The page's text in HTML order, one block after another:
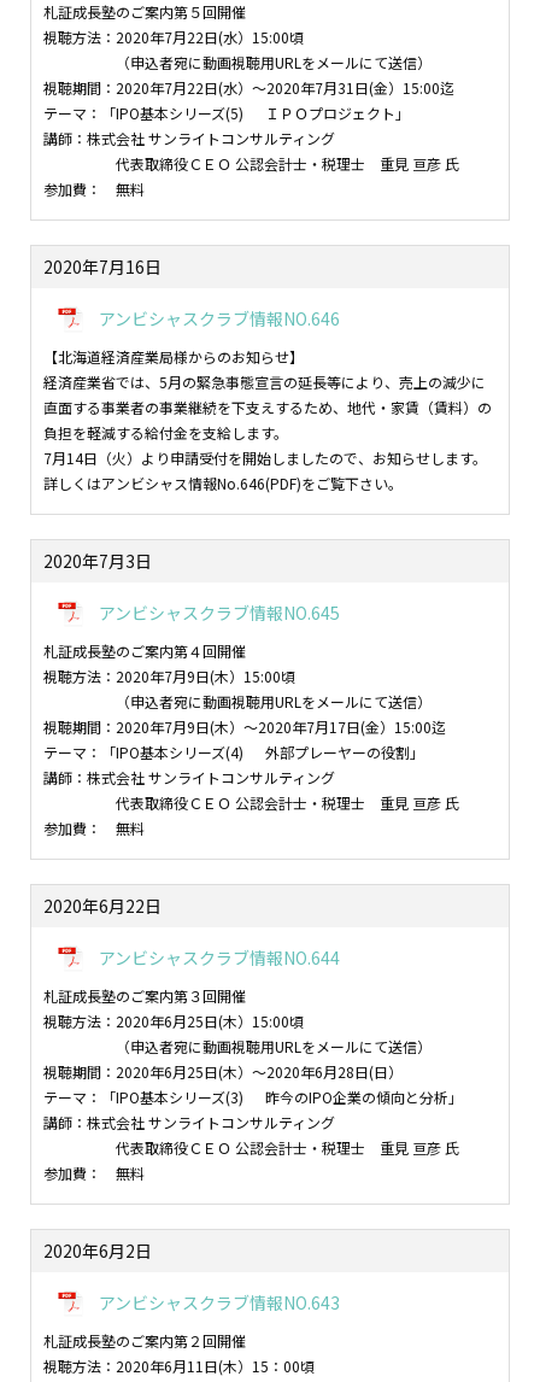
札証成長塾のご案内第５回開催
視聴方法：2020年7月22日(水）15:00頃
（申込者宛に動画視聴用URLをメールにて送信）
視聴期間：2020年7月22日(水）～2020年7月31日(金）15:00迄
テーマ：「IPO基本シリーズ(5) ＩＰＯプロジェクト」
講師：株式会社 サンライトコンサルティング
代表取締役ＣＥＯ 公認会計士・税理士 重見 亘彦 氏
参加費： 無料
2020年7月16日
アンビシャスクラブ情報NO.646
【北海道経済産業局様からのお知らせ】
経済産業省では、5月の緊急事態宣言の延長等により、売上の減少に
直面する事業者の事業継続を下支えするため、地代・家賃（賃料）の
負担を軽減する給付金を支給します。
7月14日（火）より申請受付を開始しましたので、お知らせします。
詳しくはアンビシャス情報No.646(PDF)をご覧下さい。
2020年7月3日
アンビシャスクラブ情報NO.645
札証成長塾のご案内第４回開催
視聴方法：2020年7月9日(木）15:00頃
（申込者宛に動画視聴用URLをメールにて送信）
視聴期間：2020年7月9日(木）～2020年7月17日(金）15:00迄
テーマ：「IPO基本シリーズ(4) 外部プレーヤーの役割」
講師：株式会社 サンライトコンサルティング
代表取締役ＣＥＯ 公認会計士・税理士 重見 亘彦 氏
参加費： 無料
2020年6月22日
アンビシャスクラブ情報NO.644
札証成長塾のご案内第３回開催
視聴方法：2020年6月25日(木）15:00頃
（申込者宛に動画視聴用URLをメールにて送信）
視聴期間：2020年6月25日(木）～2020年6月28日(日）
テーマ：「IPO基本シリーズ(3) 昨今のIPO企業の傾向と分析」
講師：株式会社 サンライトコンサルティング
代表取締役ＣＥＯ 公認会計士・税理士 重見 亘彦 氏
参加費： 無料
2020年6月2日
アンビシャスクラブ情報NO.643
札証成長塾のご案内第２回開催
視聴方法：2020年6月11日(木）15：00頃